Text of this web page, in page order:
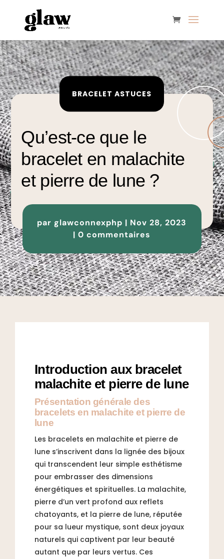
BRACELET ASTUCES
Qu’est-ce que le
bracelet en malachite
et pierre de lune ?
parglawconnexphp | Nov 28, 2023
|0 commentaires
Introduction aux bracelet
malachite et pierre de lune
Présentation générale des
bracelets en malachite et pierre de
lune
Les bracelets en malachite et pierre de
lune s’inscrivent dans la lignée des bijoux
qui transcendent leur simple esthétisme
pour embrasser des dimensions
énergétiques et spirituelles. La malachite,
pierre d’un vert profond aux reflets
chatoyants, et la pierre de lune, réputée
pour sa lueur mystique, sont deux joyaux
naturels qui captivent par leur beauté
autant que par leurs vertus. Ces